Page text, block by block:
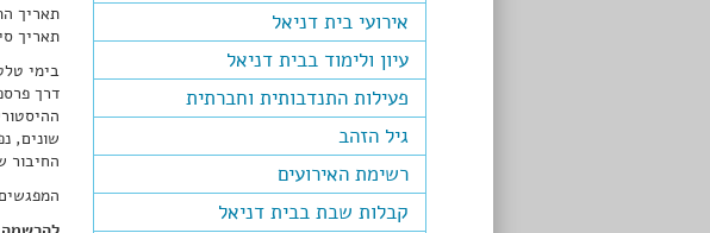
אירועי בית דניאל
עיון ולימוד בבית דניאל
פעילות התנדבותית וחברתית
גיל הזהב
רשימת האירועים
קבלות שבת בבית דניאל
תאריך
תאריך סיום:
בימי
דרך
שונים,
החיבור